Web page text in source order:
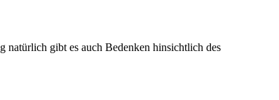
natürlich gibt es auch Bedenken hinsichtlich des